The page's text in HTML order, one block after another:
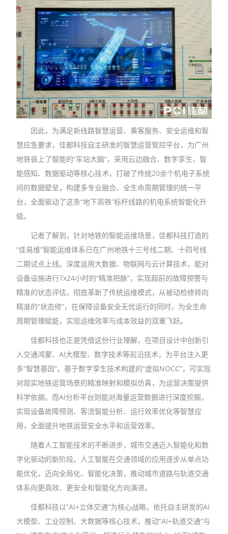
因此，为满足新线路智慧运营、乘客服务、安全运维和智
慧应急要求，佳都科技自主研发的智慧运营管控平台，为广州
地铁装上了智能的“车站大脑”，采用云边融合、数字孪生、智
能感知、数据驱动等核心技术，打破了传统20余个机电子系统
间的数据壁垒，构建多专业融合、全生命周期管理的统一平
台，全面驱动了这条“地下高铁”标杆线路的机电系统智能化升
级。
记者了解到，针对地铁的智能运维场景，佳都科技打造的
“佳易维”智能运维体系已在广州地铁十三号线二期、十四号线
二期试点上线。深度运用大数据、物联网与云计算技术，能对
设备设施进行7x24小时的“精准把脉”，实现超前的故障预警与
精准的状态评估，彻底革新了传统运维模式，从被动检修转向
精准的“状态修”，在保障设备安全无忧运行的同时，为全生命
周期管理赋能，实现运维效率与成本效益的双重飞跃。
佳都科技也正是凭借这份行业理解，在项目设计中创新引
入交通鸿蒙、AI大模型、数字技术等前沿技术，为平台注入更
多“智慧基因”。基于数字孪生技术构建的“虚拟NOCC”，可实现
对现实地铁运营场景的精准映射和模拟仿真，为运营决策提供
科学依据。而AI分析平台则能对海量运营数据进行深度挖掘，
实现设备故障预测、客流智能分析、运行效率优化等智慧应
用，全面提升地铁运营安全水平和运营效率。
随着人工智能技术的不断进步，城市交通迈入智能化和数
字化驱动的新阶段。人工智能在交通领域的应用逐步从单点功
能优化，迈向全局化、智能化决策，推动城市道路与轨道交通
体系向更高效、更安全和智能化方向演进。
佳都科技以“AI+立体交通”为核心战略，依托自主研发的AI
大模型、工业控制、大数据等核心技术，推动“AI+轨道交通”与